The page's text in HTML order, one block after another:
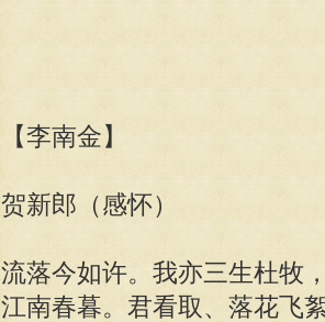
【李南金】
贺新郎（感怀）
流落今如许。我亦三生杜牧
江南春暮。君看取、落花飞